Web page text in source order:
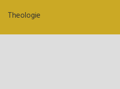
Theologie